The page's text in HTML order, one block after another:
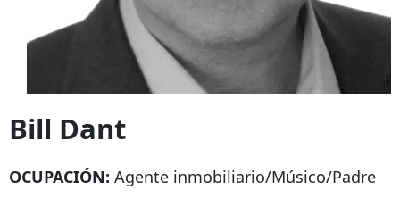
Bill Dant
OCUPACIÓN: Agente inmobiliario/Músico/Padre